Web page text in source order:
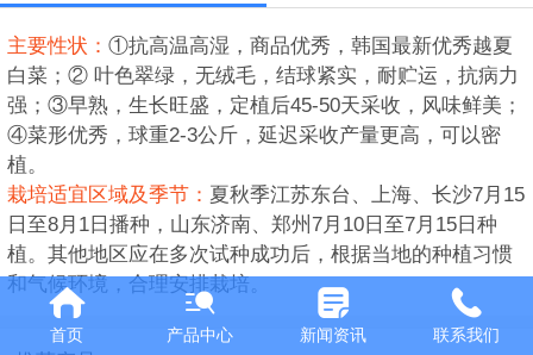
主要性状： ①抗高温高湿，商品优秀，韩国最新优秀越夏
白菜；② 叶色翠绿，无绒毛，结球紧实，耐贮运，抗病力
强；③早熟，生长旺盛，定植后45-50天采收，风味鲜美；
④菜形优秀，球重2-3公斤，延迟采收产量更高，可以密
植。
栽培适宜区域及季节： 夏秋季江苏东台、上海、长沙7月15
日至8月1日播种，山东济南、郑州7月10日至7月15日种
植。其他地区应在多次试种成功后，根据当地的种植习惯
和气候环境，合理安排栽培。
首页 产品中心 新闻资讯 联系我们